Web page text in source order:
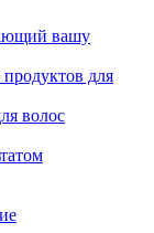
вашу
для
волос